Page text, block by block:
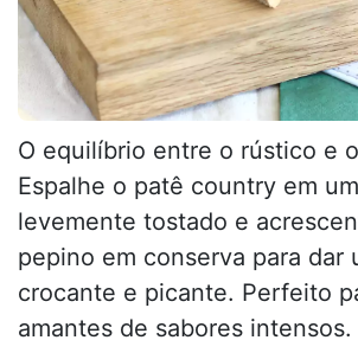
O equilíbrio entre o rústico e
Espalhe o patê country em
levemente tostado e
pepino em conserva para dar
crocante e picante. Perfeito
amantes de sabores intensos.